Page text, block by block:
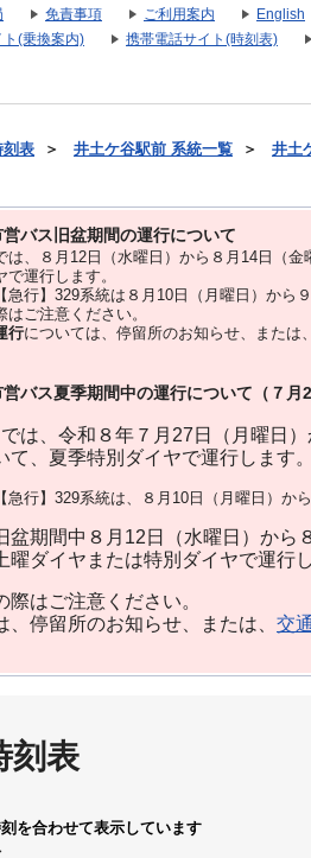
免責事項 ご利用案内 English
(乗換案内)
携帯電話サイト(時刻表)
刻表 ＞ 井土ケ谷駅前 系統一覧 ＞ 井土
バス旧盆期間の運行について
、８⽉12⽇（水曜日）から８⽉14⽇（
で運⾏します。
行】329系統は８月10日（月曜日）から９
ご注意ください。
行については、停留所のお知らせ、または、
バス夏季期間中の運行について（７
は、令和８年７月27日（月曜日
て、夏季特別ダイヤで運行します。
行】329系統は、８月10日（月曜日）から
期間中８月12日（水曜日）から
曜ダイヤまたは特別ダイヤで運行し
はご注意ください。
停留所のお知らせ、または、 交
刻表
を合わせて表示しています